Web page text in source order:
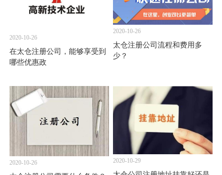
2020-10-26
在太仓注册公司，能够享受到
哪些优惠政
2020-10-26
太仓注册公司流程和费用多
少？
2020-10-26 2020-10-29